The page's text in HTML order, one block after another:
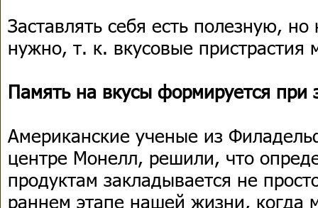
Заставлять себя есть полезную,
нужно, т. к. вкусовые
Память на вкусы формируется
Американские ученые из
центре Монелл, решили, что
продуктам закладывается не
раннем этапе нашей жизни, когда